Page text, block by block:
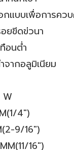
แบบเพื่อการคว
ยขีดข่วนา
อนต่ำ
ากอลูมิเนียม
W
4")
16")
16")